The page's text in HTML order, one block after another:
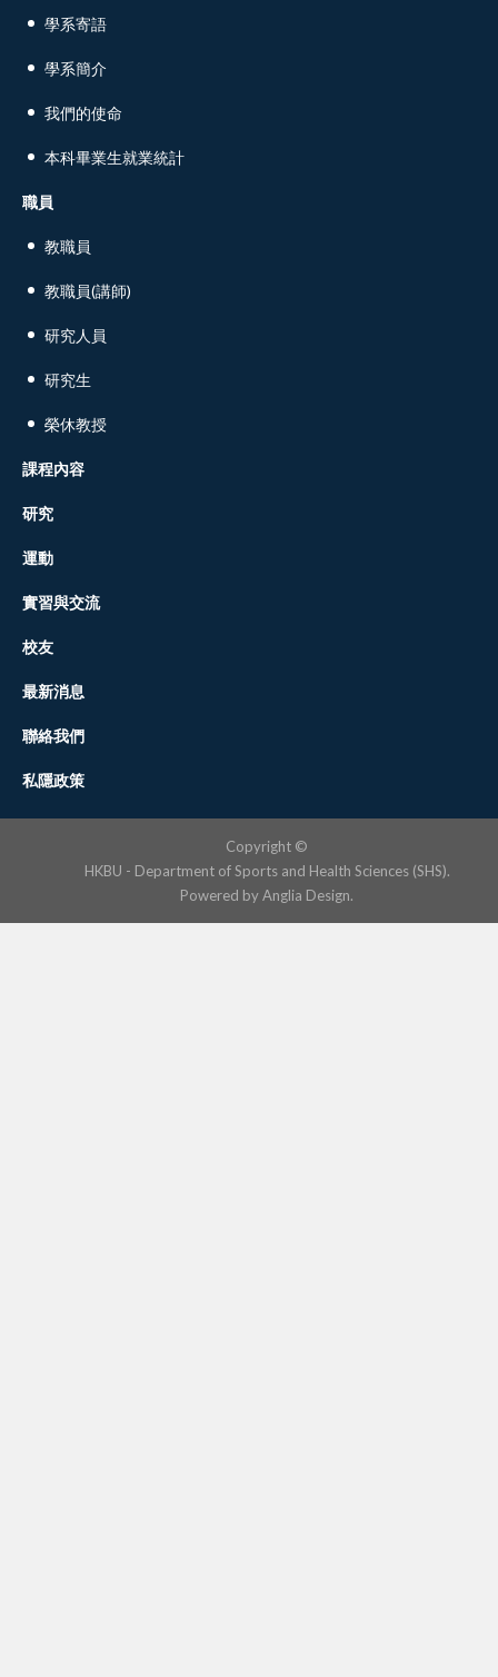
學系寄語
學系簡介
我們的使命
本科畢業生就業統計
職員
教職員
教職員(講師)
研究人員
研究生
榮休教授
課程內容
研究
運動
實習與交流
校友
最新消息
聯絡我們
私隱政策
Copyright ©
HKBU - Department of Sports and Health Sciences (SHS).
Powered byAnglia Design.